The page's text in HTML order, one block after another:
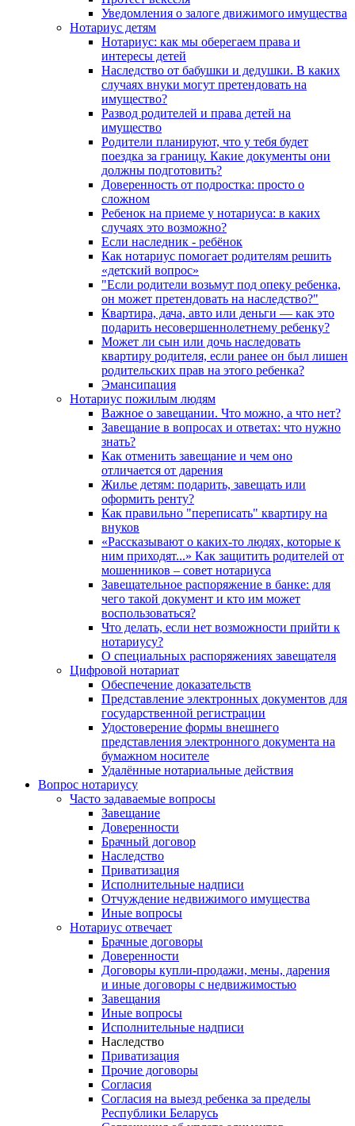
Уведомления о залоге движимого имущества
Нотариус детям
Нотариус: как мы оберегаем права и
интересы детей
Наследство от бабушки и дедушки. В каких
случаях внуки могут претендовать на
имущество?
Развод родителей и права детей на
имущество
Родители планируют, что у тебя будет
поездка за границу. Какие документы они
должны подготовить?
Доверенность от подростка: просто о
сложном
Ребенок на приеме у нотариуса: в каких
случаях это возможно?
Если наследник - ребёнок
Как нотариус помогает родителям решить
«детский вопрос»
"Если родители возьмут под опеку ребенка,
он может претендовать на наследство?"
Квартира, дача, авто или деньги — как это
подарить несовершеннолетнему ребенку?
Может ли сын или дочь наследовать
квартиру родителя, если ранее он был лишен
родительских прав на этого ребенка?
Эмансипация
Нотариус пожилым людям
Важное о завещании. Что можно, а что нет?
Завещание в вопросах и ответах: что нужно
знать?
Как отменить завещание и чем оно
отличается от дарения
Жилье детям: подарить, завещать или
оформить ренту?
Как правильно "переписать" квартиру на
внуков
«Рассказывают о каких-то людях, которые к
ним приходят...» Как защитить родителей от
мошенников – совет нотариуса
Завещательное распоряжение в банке: для
чего такой документ и кто им может
воспользоваться?
Что делать, если нет возможности прийти к
нотариусу?
О специальных распоряжениях завещателя
Цифровой нотариат
Обеспечение доказательств
Представление электронных документов для
государственной регистрации
Удостоверение формы внешнего
представления электронного документа на
бумажном носителе
Удалённые нотариальные действия
Вопрос нотариусу
Часто задаваемые вопросы
Завещание
Доверенности
Брачный договор
Наследство
Приватизация
Исполнительные надписи
Отчуждение недвижимого имущества
Иные вопросы
Нотариус отвечает
Брачные договоры
Доверенности
Договоры купли-продажи, мены, дарения
и иные договоры с недвижимостью
Завещания
Иные вопросы
Исполнительные надписи
Наследство
Приватизация
Прочие договоры
Согласия
Согласия на выезд ребенка за пределы
Республики Беларусь